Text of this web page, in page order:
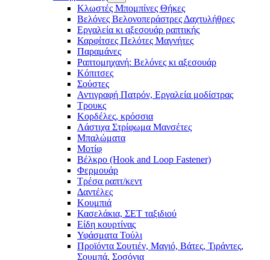
Κλωστές Μπομπίνες Θήκες
Βελόνες Βελονοπεράστρες Δαχτυλήθρες
Εργαλεία κι αξεσουάρ ραπτικής
Καρφίτσες Πελότες Μαγνήτες
Παραμάνες
Ραπτομηχανή: Βελόνες κι αξεσουάρ
Κόπιτσες
Σούστες
Αντιγραφή Πατρόν, Εργαλεία μοδίστρας
Τρουκς
Κορδέλες, κρόσσια
Λάστιχα Στρίφωμα Μανσέτες
Μπαλώματα
Mοτίφ
Βέλκρο (Hook and Loop Fastener)
Φερμουάρ
Τρέσα ραπτ/κεντ
Δαντέλες
Κουμπιά
Κασελάκια, ΣΕΤ ταξιδιού
Είδη κουρτίνας
Υφάσματα Τούλι
Προϊόντα Σουτιέν, Μαγιό, Βάτες, Τιράντες,
Σουμπά, Σοσόνια